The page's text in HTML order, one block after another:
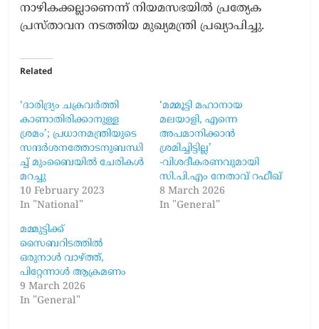
നാഴികക്കല്ലാണെന്ന് നിയമസഭയിൽ പ്രത്യേക
പ്രസ്താവന നടത്തിയ മുഖ്യമന്ത്രി പ്രഖ്യാപിച്ചു.
Related
‘ദാരിദ്ര്യം ചക്രവർത്തി
കാണാതിരിക്കാനുള്ള
ശ്രമം’; പ്രധാനമന്ത്രിയുടെ
സന്ദർശനത്തോടനുബന്ധി
ച്ച് മുംബൈയിൽ ചേരികൾ
മറച്ചു
10 February 2023
In "National"
‘മമ്മൂട്ടി മഹാനായ
മലയാളി, എന്നെ
അപമാനിക്കാൻ
ശ്രമിച്ചിട്ടില്ല’
-വിശദീകരണവുമായി
സി.പി.എം​ നേതാവ് റഫീഖ്
8 March 2026
In "General"
മമ്മുട്ടിക്ക്
സൈബറിടത്തിൽ
ഒരുനാൾ വാഴ്ത്ത്,
പിറ്റേന്നാൾ ആക്രമണം
9 March 2026
In "General"